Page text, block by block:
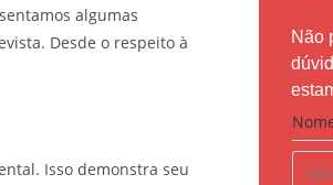
algumas
Desde o respeito à
Isso demonstra seu
Não